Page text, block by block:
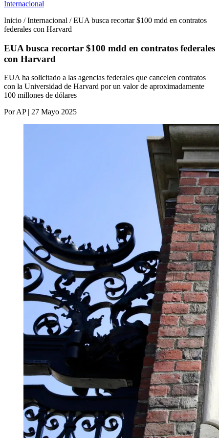
Internacional
Inicio / Internacional / EUA busca recortar $100 mdd en contratos
federales con Harvard
EUA busca recortar $100 mdd en contratos federales
con Harvard
EUA ha solicitado a las agencias federales que cancelen contratos
con la Universidad de Harvard por un valor de aproximadamente
100 millones de dólares
Por AP | 27 Mayo 2025